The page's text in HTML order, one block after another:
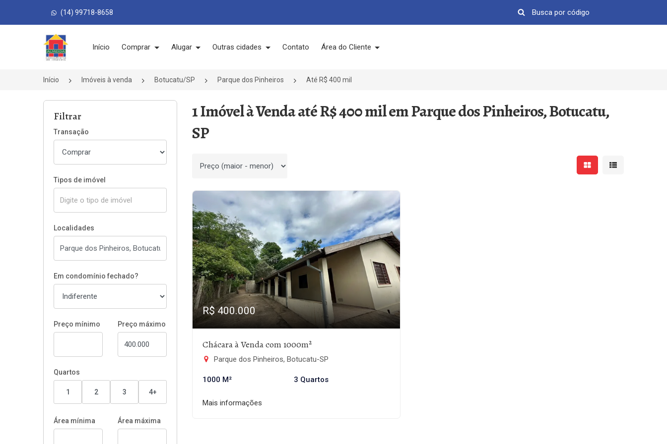
(14) 99718-8658
Página inicial
Início Comprar Alugar Outras cidades Contato Área do Cliente
Início Imóveis à venda Botucatu/SP Parque dos Pinheiros Até R$ 400 mil
Filtrar
Transação
Tipos de imóvel
Localidades
Em condomínio fechado?
Preço mínimo Preço máximo
Quartos
1 2 3 4+
Área mínima Área máxima
1 Imóvel à Venda até R$ 400 mil em Parque dos Pinheiros, Botucatu,
SP
Ordenar por Mostrar resultados em
Mostrar
R$ 400.000
Chácara à Venda com 1000m²
Parque dos Pinheiros, Botucatu-SP
1000 M² 3 Quartos
Mais informações